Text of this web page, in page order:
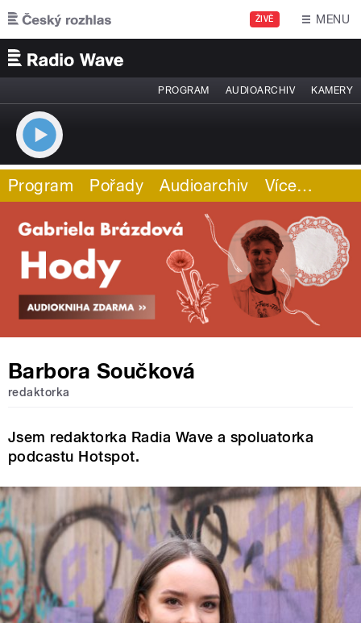
Přejít k hlavnímu obsahu
ŽIVĚ MENU
PROGRAM AUDIOARCHIV KAMERY
Program Pořady Audioarchiv Více…
Barbora Součková
redaktorka
Jsem redaktorka Radia Wave a spoluatorka
podcastu Hotspot.